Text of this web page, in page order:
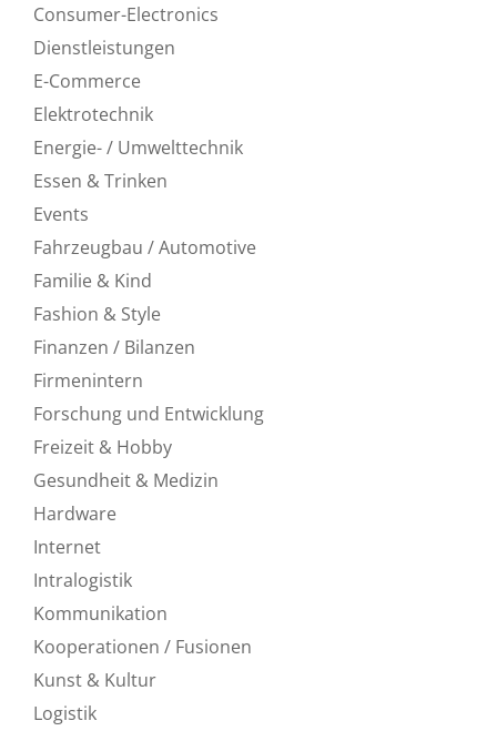
Consumer-Electronics
Dienstleistungen
E-Commerce
Elektrotechnik
Energie- / Umwelttechnik
Essen & Trinken
Events
Fahrzeugbau / Automotive
Familie & Kind
Fashion & Style
Finanzen / Bilanzen
Firmenintern
Forschung und Entwicklung
Freizeit & Hobby
Gesundheit & Medizin
Hardware
Internet
Intralogistik
Kommunikation
Kooperationen / Fusionen
Kunst & Kultur
Logistik